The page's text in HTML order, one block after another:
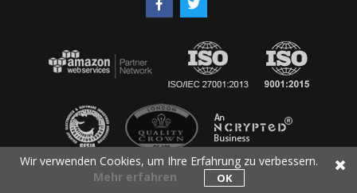
Wir verwenden Cookies, um Ihre Erfahrung zu verbessern.
Mehr erfahren
OK